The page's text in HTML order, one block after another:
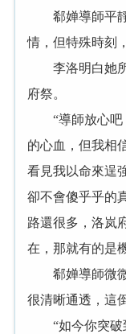
郗婵導師平靜
情，但特殊時刻
李洛明白她所
府祭。
“導師放心吧
的心血，但我相
看見我以命來逞
卻不會傻乎乎的
路還很多，洛岚
在，那就有的是
郗婵導師微微
很清晰通透，這
“如今你突破